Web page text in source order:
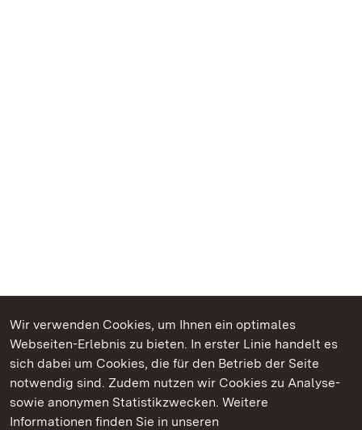
Wir verwenden Cookies, um Ihnen ein optimales
Webseiten-Erlebnis zu bieten. In erster Linie handelt es
sich dabei um Cookies, die für den Betrieb der Seite
notwendig sind. Zudem nutzen wir Cookies zu Analyse-
sowie anonymen Statistikzwecken. Weitere
Informationen finden Sie in unseren
Kommen. Staunen. Genießen.